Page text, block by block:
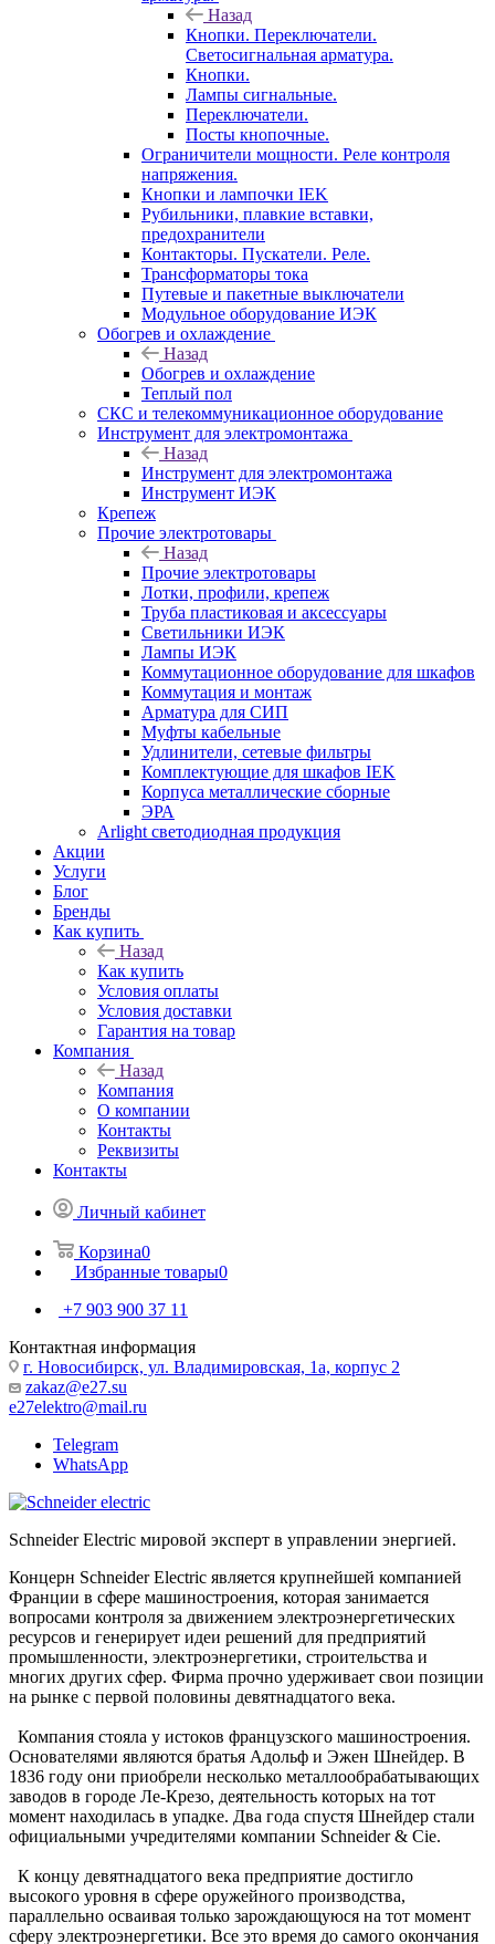
Назад
Кнопки. Переключатели.
Светосигнальная арматура.
Кнопки.
Лампы сигнальные.
Переключатели.
Посты кнопочные.
Ограничители мощности. Реле контроля
напряжения.
Кнопки и лампочки IEK
Рубильники, плавкие вставки,
предохранители
Контакторы. Пускатели. Реле.
Трансформаторы тока
Путевые и пакетные выключатели
Модульное оборудование ИЭК
Обогрев и охлаждение
Назад
Обогрев и охлаждение
Теплый пол
СКС и телекоммуникационное оборудование
Инструмент для электромонтажа
Назад
Инструмент для электромонтажа
Инструмент ИЭК
Крепеж
Прочие электротовары
Назад
Прочие электротовары
Лотки, профили, крепеж
Труба пластиковая и аксессуары
Светильники ИЭК
Лампы ИЭК
Коммутационное оборудование для шкафов
Коммутация и монтаж
Арматура для СИП
Муфты кабельные
Удлинители, сетевые фильтры
Комплектующие для шкафов IEK
Корпуса металлические сборные
ЭРА
Arlight светодиодная продукция
Акции
Услуги
Блог
Бренды
Как купить
Назад
Как купить
Условия оплаты
Условия доставки
Гарантия на товар
Компания
Назад
Компания
О компании
Контакты
Реквизиты
Контакты
Личный кабинет
Корзина0
Избранные товары0
+7 903 900 37 11
Контактная информация
г. Новосибирск, ул. Владимировская, 1а, корпус 2
zakaz@e27.su
e27elektro@mail.ru
Telegram
WhatsApp
Schneider Electric мировой эксперт в управлении энергией.
Концерн Schneider Electric является крупнейшей компанией
Франции в сфере машиностроения, которая занимается
вопросами контроля за движением электроэнергетических
ресурсов и генерирует идеи решений для предприятий
промышленности, электроэнергетики, строительства и
многих других сфер. Фирма прочно удерживает свои позиции
на рынке с первой половины девятнадцатого века.
Компания стояла у истоков французского машиностроения.
Основателями являются братья Адольф и Эжен Шнейдер. В
1836 году они приобрели несколько металлообрабатывающих
заводов в городе Ле-Крезо, деятельность которых на тот
момент находилась в упадке. Два года спустя Шнейдер стали
официальными учредителями компании Schneider & Cie.
К концу девятнадцатого века предприятие достигло
высокого уровня в сфере оружейного производства,
параллельно осваивая только зарождающуюся на тот момент
сферу электроэнергетики. Все это время до самого окончания